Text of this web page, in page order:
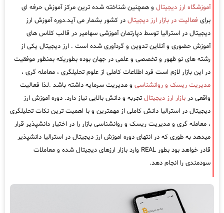
آموزشگاه ارز دیجیتال و همچنین شناخته شده ترین مرکز آموزش حرفه ای
برای فعالیت در بازار ارز دیجیتال در کشور بشمار می آید.دوره آموزش ارز
دیجیتال در استرالیا توسط دپارتمان آموزشی سهامیر در قالب کلاس های
آموزش حضوری و آنلاین تدوین و گردآوری شده است . ارز دیجیتال یکی از
رشته های نو ظهور و تخصصی و علمی در جهان بوده بطوریکه بمنظور موفقیت
در این بازار لازم است فرد اطلاعات کاملی از علوم تحلیلگری ، معامله گری ،
مدیریت ریسک و روانشناسی و مدیریت سرمایه داشته باشد .لذا فعالیت
واقعی در بازار ارز دیجیتال تجربه و دانش بالایی نیاز دارد. دوره آموزش ارز
دیجیتال در استرالیا دانش کاملی از مهمترین و با اهمیت ترین نکات تحلیلگری
، معامله گری و مدیریت ریسک و روانشناسی بازار را در اختیار دانشپذیر قرار
میدهد به طوری که در انتهای دوره اموزش ارز دیجیتال در استرالیا دانشپذیر
قادر خواهد بود بطور REAL وارد بازار ارزهای دیجیتال شده و معاملات
سودمندی را انجام دهد.